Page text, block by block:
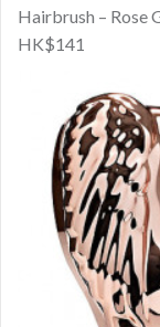
Hairbrush – Rose
HK$141